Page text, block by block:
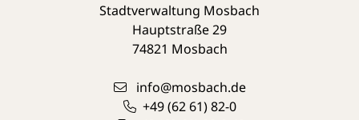
Stadtverwaltung Mosbach
Hauptstraße 29
74821 Mosbach
info@mosbach.de
+49 (62 61) 82-0